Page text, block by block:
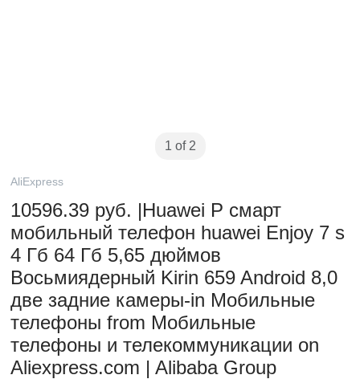
1 of 2
AliExpress
10596.39 руб. |Huawei P смарт
мобильный телефон huawei Enjoy 7 s
4 Гб 64 Гб 5,65 дюймов
Восьмиядерный Kirin 659 Android 8,0
две задние камеры-in Мобильные
телефоны from Мобильные
телефоны и телекоммуникации on
Aliexpress.com | Alibaba Group